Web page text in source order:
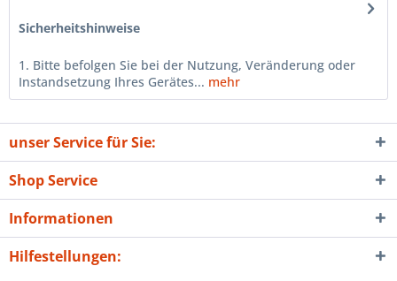
Sicherheitshinweise
1. Bitte befolgen Sie bei der Nutzung, Veränderung oder
Instandsetzung Ihres Gerätes... mehr
unser Service für Sie:
Shop Service
Informationen
Hilfestellungen: